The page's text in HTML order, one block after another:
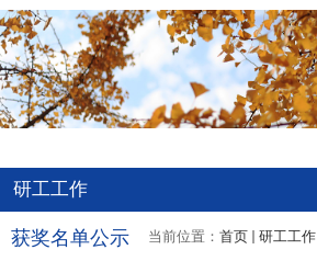
研工工作
当前位置： 首页 研工工作
获奖名单公示